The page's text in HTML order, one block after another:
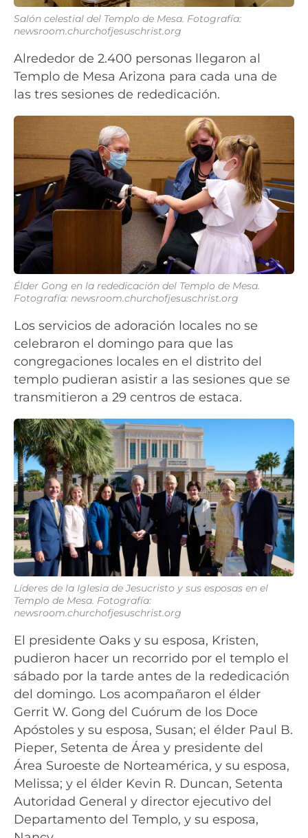
Salón celestial del Templo de Mesa. Fotografía:
newsroom.churchofjesuschrist.org
Alrededor de 2.400 personas llegaron al
Templo de Mesa Arizona para cada una de
las tres sesiones de rededicación.
Élder Gong en la rededicación del Templo de Mesa.
Fotografía: newsroom.churchofjesuschrist.org
Los servicios de adoración locales no se
celebraron el domingo para que las
congregaciones locales en el distrito del
templo pudieran asistir a las sesiones que se
transmitieron a 29 centros de estaca.
Líderes de la Iglesia de Jesucristo y sus esposas en el
Templo de Mesa. Fotografía:
newsroom.churchofjesuschrist.org
El presidente Oaks y su esposa, Kristen,
pudieron hacer un recorrido por el templo el
sábado por la tarde antes de la rededicación
del domingo. Los acompañaron el élder
Gerrit W. Gong del Cuórum de los Doce
Apóstoles y su esposa, Susan; el élder Paul B.
Pieper, Setenta de Área y presidente del
Área Suroeste de Norteamérica, y su esposa,
Melissa; y el élder Kevin R. Duncan, Setenta
Autoridad General y director ejecutivo del
Departamento del Templo, y su esposa,